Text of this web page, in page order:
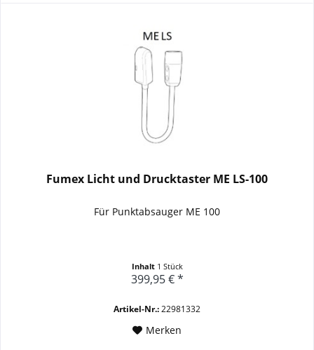
Fumex Licht und Drucktaster ME LS-100
Für Punktabsauger ME 100
Inhalt 1 Stück
399,95 € *
Artikel-Nr.:22981332
Merken